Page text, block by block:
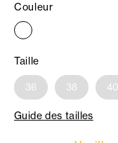
Couleur
Taille
36 38 40
Guide des tailles